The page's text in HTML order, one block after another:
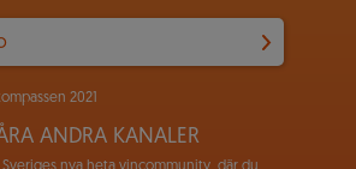
2021
ANDRA KANALER